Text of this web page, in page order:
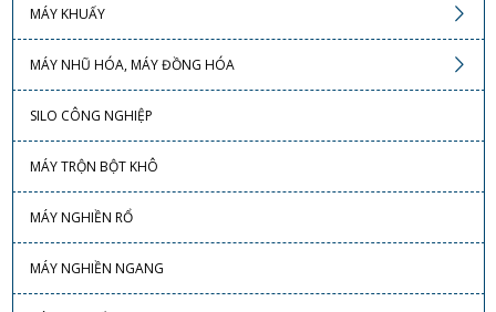
MÁY KHUẤY
MÁY NHŨ HÓA, MÁY ĐỒNG HÓA
SILO CÔNG NGHIỆP
MÁY TRỘN BỘT KHÔ
MÁY NGHIỀN RỔ
MÁY NGHIỀN NGANG